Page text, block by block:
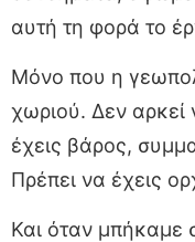
αυτή τη φορά το
Μόνο που η
χωριού. Δεν αρκεί
έχεις βάρος,
Πρέπει να έχεις
Και όταν μπήκαμε